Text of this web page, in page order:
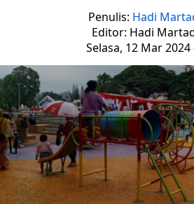
Penulis: Hadi
Editor: Hadi
Selasa, 12 Mar 2024